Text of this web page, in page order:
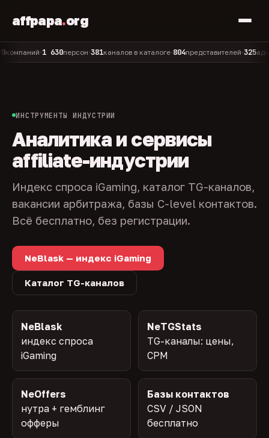
affpapa.org
•1 630персон•381каналов в каталоге•804представителей•325админов
ИНСТРУМЕНТЫ ИНДУСТРИИ
Аналитика и сервисы
affiliate-индустрии
Индекс спроса iGaming, каталог TG-каналов,
вакансии арбитража, базы C-level контактов.
Всё бесплатно, без регистрации.
NeBlask — индекс iGaming
Каталог TG-каналов
NeBlask
индекс спроса
iGaming
NeTGStats
TG-каналы: цены,
CPM
NeOffers
нутра + гемблинг
офферы
Базы контактов
CSV / JSON
бесплатно